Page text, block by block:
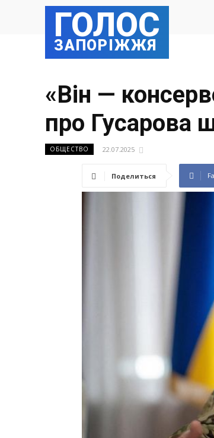
ГОЛОС
ЗАПОРІЖЖЯ
«Він —
про Гусарова
ОБЩЕСТВО 22.07.2025
Поделиться